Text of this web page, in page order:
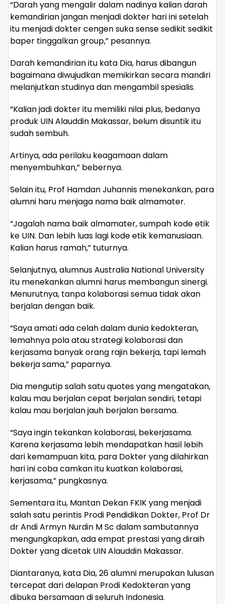
“Darah yang mengalir dalam nadinya kalian darah
kemandirian jangan menjadi dokter hari ini setelah
itu menjadi dokter cengen suka sense sedikit sedikit
baper tinggalkan group,” pesannya.
Darah kemandirian itu kata Dia, harus dibangun
bagaimana diwujudkan memikirkan secara mandiri
melanjutkan studinya dan mengambil spesialis.
“Kalian jadi dokter itu memiliki nilai plus, bedanya
produk UIN Alauddin Makassar, belum disuntik itu
sudah sembuh.
Artinya, ada perilaku keagamaan dalam
menyembuhkan,” bebernya.
Selain itu, Prof Hamdan Juhannis menekankan, para
alumni haru menjaga nama baik almamater.
“Jagalah nama baik almamater, sumpah kode etik
ke UIN. Dan lebih luas lagi kode etik kemanusiaan.
Kalian harus ramah,” tuturnya.
Selanjutnya, alumnus Australia National University
itu menekankan alumni harus membangun sinergi.
Menurutnya, tanpa kolaborasi semua tidak akan
berjalan dengan baik.
“Saya amati ada celah dalam dunia kedokteran,
lemahnya pola atau strategi kolaborasi dan
kerjasama banyak orang rajin bekerja, tapi lemah
bekerja sama,” paparnya.
Dia mengutip salah satu quotes yang mengatakan,
kalau mau berjalan cepat berjalan sendiri, tetapi
kalau mau berjalan jauh berjalan bersama.
“Saya ingin tekankan kolaborasi, bekerjasama.
Karena kerjasama lebih mendapatkan hasil lebih
dari kemampuan kita, para Dokter yang dilahirkan
hari ini coba camkan itu kuatkan kolaborasi,
kerjasama,” pungkasnya.
Sementara itu, Mantan Dekan FKIK yang menjadi
salah satu perintis Prodi Pendidikan Dokter, Prof Dr
dr Andi Armyn Nurdin M Sc dalam sambutannya
mengungkapkan, ada empat prestasi yang diraih
Dokter yang dicetak UIN Alauddin Makassar.
Diantaranya, kata Dia, 26 alumni merupakan lulusan
tercepat dari delapan Prodi Kedokteran yang
dibuka bersamaan di seluruh Indonesia.